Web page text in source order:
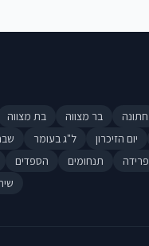
חתונה בר מצווה בת מצווה
יום הזיכרון ל"ג בעומר
פרידה תנחומים הספדים